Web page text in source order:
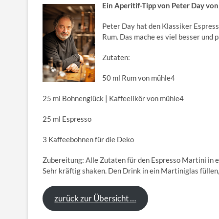
Ein Aperitif-Tipp von Peter Day
Peter Day hat den Klassiker
Rum. Das mache es viel besser
Zutaten:
50 ml Rum von mühle4
25 ml Bohnenglück | Kaffeelikör von mühle4
25 ml Espresso
3 Kaffeebohnen für die Deko
Zubereitung: Alle Zutaten für den Espresso Martini in
Sehr kräftig shaken. Den Drink in ein Martiniglas
zurück zur Übersicht …